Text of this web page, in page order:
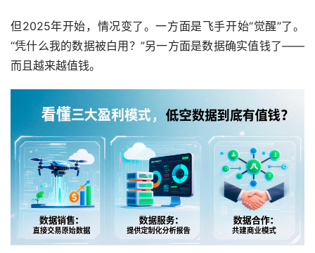
但2025年开始，情况变了。一方面是飞手开始“觉醒”了。
“凭什么我的数据被白用？”另一方面是数据确实值钱了——
而且越来越值钱。